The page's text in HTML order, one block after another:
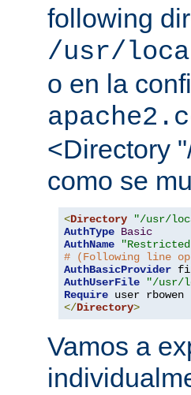
following
/usr/
o en la
<Directory
como se
<Directory "/usr/
AuthType Basic
AuthName
# (Following line
AuthBasicProvider
AuthUserFile
"/usr/
Require
</Directory>
Vamos a